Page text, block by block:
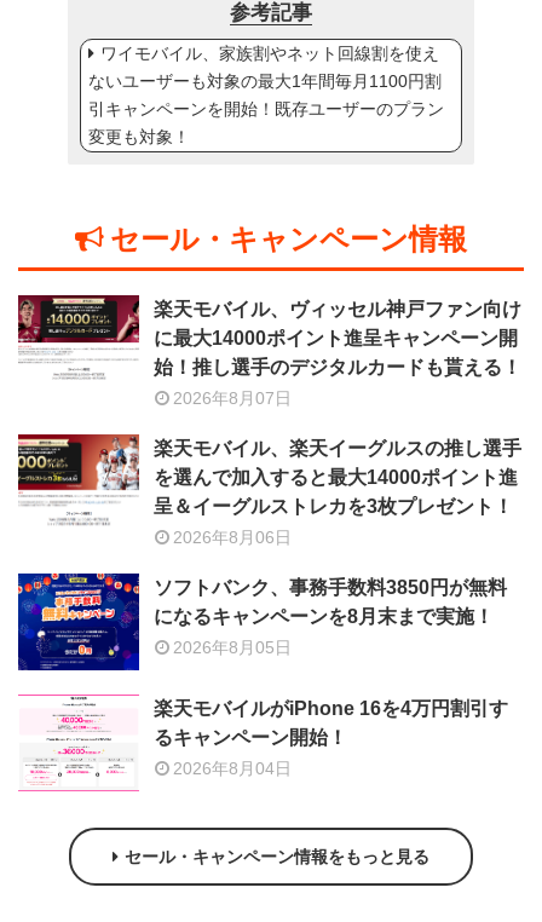
参考記事
ワイモバイル、家族割やネット回線割を使え
ないユーザーも対象の最大1年間毎月1100円割
引キャンペーンを開始！既存ユーザーのプラン
変更も対象！
セール・キャンペーン情報
楽天モバイル、ヴィッセル神戸ファン向け
に最大14000ポイント進呈キャンペーン開
始！推し選手のデジタルカードも貰える！
2026年8月07日
楽天モバイル、楽天イーグルスの推し選手
を選んで加入すると最大14000ポイント進
呈＆イーグルストレカを3枚プレゼント！
2026年8月06日
ソフトバンク、事務手数料3850円が無料
になるキャンペーンを8月末まで実施！
2026年8月05日
楽天モバイルがiPhone 16を4万円割引す
るキャンペーン開始！
2026年8月04日
セール・キャンペーン情報をもっと見る